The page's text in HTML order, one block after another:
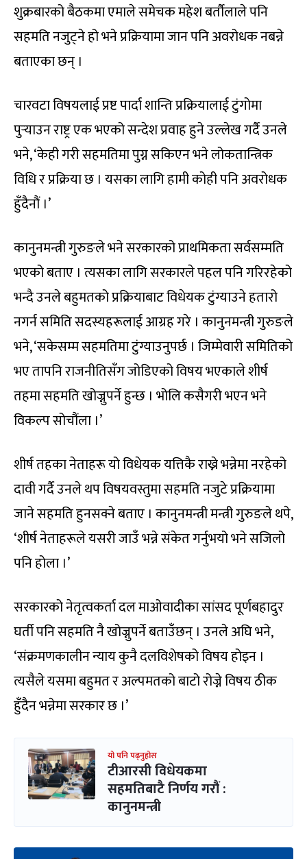
शुक्रबारको बैठकमा एमाले समेचक महेश बर्तौलाले पनि
सहमति नजुट्ने हो भने प्रक्रियामा जान पनि अवरोधक नबन्ने
बताएका छन् ।
चारवटा विषयलाई प्रष्ट पार्दा शान्ति प्रक्रियालाई टुंगोमा
पुर्‍याउन राष्ट्र एक भएको सन्देश प्रवाह हुने उल्लेख गर्दै उनले
भने, ‘केही गरी सहमतिमा पुग्न सकिएन भने लोकतान्त्रिक
विधि र प्रक्रिया छ । यसका लागि हामी कोही पनि अवरोधक
हुँदैनौं ।’
कानुनमन्त्री गुरुङले भने सरकारको प्राथमिकता सर्वसम्मति
भएको बताए । त्यसका लागि सरकारले पहल पनि गरिरहेको
भन्दै उनले बहुमतको प्रक्रियाबाट विधेयक टुंग्याउने हतारो
नगर्न समिति सदस्यहरूलाई आग्रह गरे । कानुनमन्त्री गुरुङले
भने, ‘सकेसम्म सहमतिमा टुंग्याउनुपर्छ । जिम्मेवारी समितिको
भए तापनि राजनीतिसँग जोडिएको विषय भएकाले शीर्ष
तहमा सहमति खोज्नुपर्ने हुन्छ । भोलि कसैगरी भएन भने
विकल्प सोचौंला ।’
शीर्ष तहका नेताहरू यो विधेयक यत्तिकै राख्ने भन्नेमा नरहेको
दावी गर्दै उनले थप विषयवस्तुमा सहमति नजुटे प्रक्रियामा
जाने सहमति हुनसक्ने बताए । कानुनमन्त्री मन्त्री गुरुङले थपे,
‘शीर्ष नेताहरूले यसरी जाउँ भन्ने संकेत गर्नुभयो भने सजिलो
पनि होला ।’
सरकारको नेतृत्वकर्ता दल माओवादीका सांसद पूर्णबहादुर
घर्ती पनि सहमति नै खोज्नुपर्ने बताउँछन् । उनले अघि भने,
‘संक्रमणकालीन न्याय कुनै दलविशेषको विषय होइन ।
त्यसैले यसमा बहुमत र अल्पमतको बाटो रोज्ने विषय ठीक
हुँदैन भन्नेमा सरकार छ ।’
यो पनि पढ्नुहोस
टीआरसी विधेयकमा
सहमतिबाटै निर्णय गरौं :
कानुनमन्त्री